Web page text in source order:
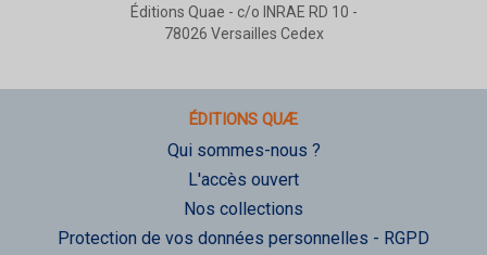
Éditions Quae - c/o INRAE RD 10 -
78026 Versailles Cedex
ÉDITIONS QUÆ
Qui sommes-nous ?
L'accès ouvert
Nos collections
Protection de vos données personnelles - RGPD